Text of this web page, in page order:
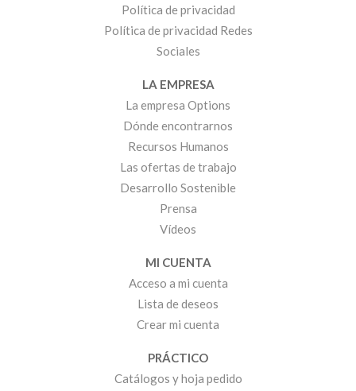
Política de privacidad
Política de privacidad Redes
Sociales
LA EMPRESA
La empresa Options
Dónde encontrarnos
Recursos Humanos
Las ofertas de trabajo
Desarrollo Sostenible
Prensa
Vídeos
MI CUENTA
Acceso a mi cuenta
Lista de deseos
Crear mi cuenta
PRÁCTICO
Catálogos y hoja pedido